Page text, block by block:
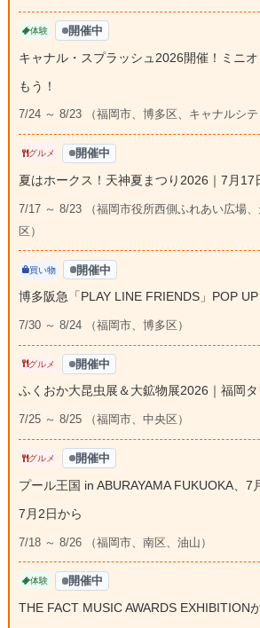
体験 開催中
キャナル・スプラッシュ2026開催！ミニ
もう！
7/24 ～ 8/23 （福岡市、博多区、キャナルシテ
グルメ 開催中
夏はホークス！天神夏まつり2026｜7月17
7/17 ～ 8/23 （福岡市役所西側ふれあい広場
区）
買い物 開催中
博多阪急「PLAY LINE FRIENDS」POP
7/30 ～ 8/24 （福岡市、博多区）
グルメ 開催中
ふくおか大昆虫展＆大鉱物展2026｜福岡
7/25 ～ 8/25 （福岡市、中央区）
グルメ 開催中
プール王国 in ABURAYAMA FUKUOKA、7
7月2日から
7/18 ～ 8/26 （福岡市、南区、油山）
体験 開催中
THE FACT MUSIC AWARDS EXHIBITION